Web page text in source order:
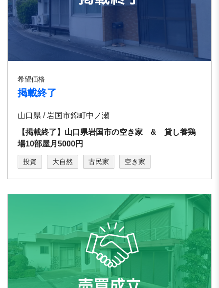
希望価格
掲載終了
山口県 / 岩国市錦町中ノ瀬
【掲載終了】山口県岩国市の空き家 & 貸し養鶏
場10部屋月5000円
投資 大自然 古民家 空き家